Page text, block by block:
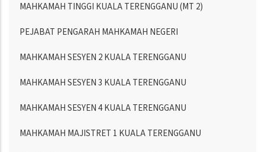
MAHKAMAH TINGGI KUALA TERENGGANU (MT 2)
PEJABAT PENGARAH MAHKAMAH NEGERI
MAHKAMAH SESYEN 2 KUALA TERENGGANU
MAHKAMAH SESYEN 3 KUALA TERENGGANU
MAHKAMAH SESYEN 4 KUALA TERENGGANU
MAHKAMAH MAJISTRET 1 KUALA TERENGGANU